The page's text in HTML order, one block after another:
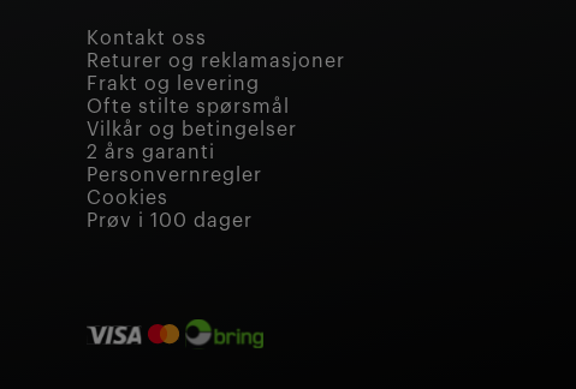
Kontakt oss
Returer og reklamasjoner
Frakt og levering
Ofte stilte spørsmål
Vilkår og betingelser
2 års garanti
Personvernregler
Cookies
Prøv i 100 dager